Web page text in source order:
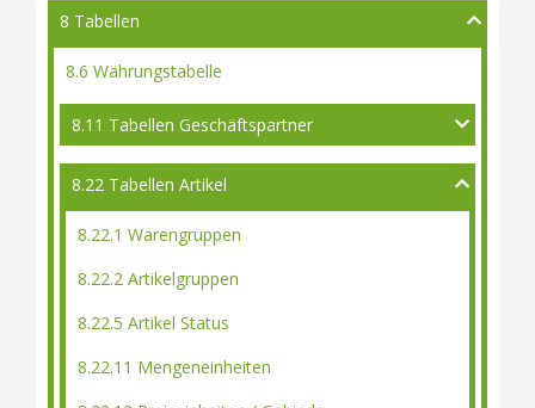
8 Tabellen
8.6 Währungstabelle
8.11 Tabellen Geschäftspartner
8.22 Tabellen Artikel
8.22.1 Warengruppen
8.22.2 Artikelgruppen
8.22.5 Artikel Status
8.22.11 Mengeneinheiten